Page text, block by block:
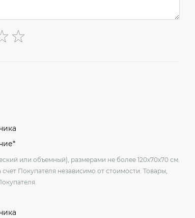
или объемный), размерами не более 120х70х70 см.
Покупателя независимо от стоимости. Товары,